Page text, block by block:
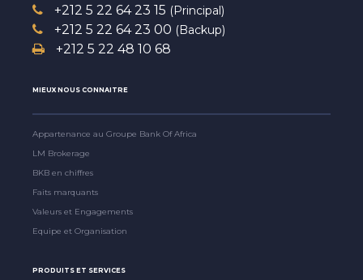
+212 5 22 64 23 15 (Principal)
+212 5 22 64 23 00 (Backup)
+212 5 22 48 10 68
MIEUX NOUS CONNAITRE
Appartenance au Groupe Bank Of Africa
LM Brokerage
BKB en chiffres
Faits marquants
Valeurs et Engagements
Equipe et Organisation
PRODUITS ET SERVICES